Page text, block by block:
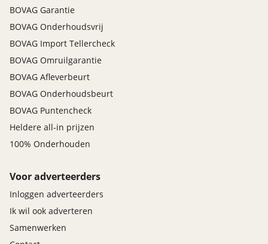
BOVAG Garantie
BOVAG Onderhoudsvrij
BOVAG Import Tellercheck
BOVAG Omruilgarantie
BOVAG Afleverbeurt
BOVAG Onderhoudsbeurt
BOVAG Puntencheck
Heldere all-in prijzen
100% Onderhouden
Voor adverteerders
Inloggen adverteerders
Ik wil ook adverteren
Samenwerken